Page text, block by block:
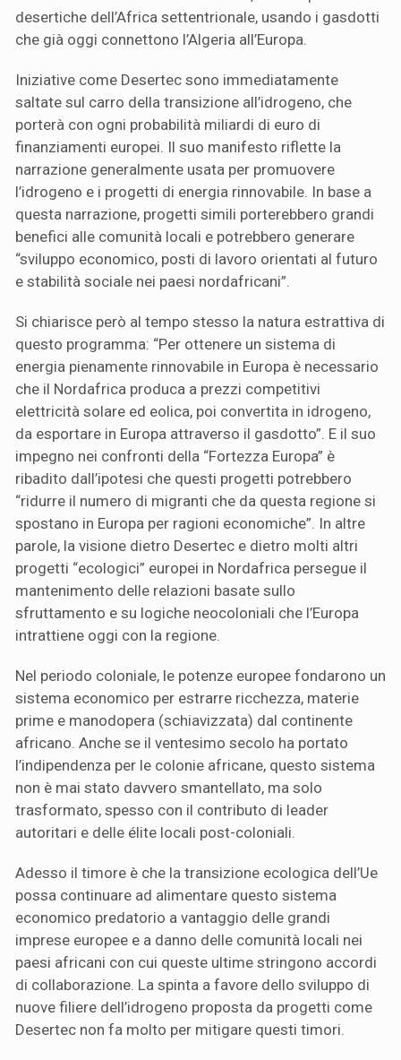
desertiche dell’Africa settentrionale, usando i gasdotti
che già oggi connettono l’Algeria all’Europa.
Iniziative come Desertec sono immediatamente
saltate sul carro della transizione all’idrogeno, che
porterà con ogni probabilità miliardi di euro di
finanziamenti europei. Il suo manifesto riflette la
narrazione generalmente usata per promuovere
l’idrogeno e i progetti di energia rinnovabile. In base a
questa narrazione, progetti simili porterebbero grandi
benefici alle comunità locali e potrebbero generare
“sviluppo economico, posti di lavoro orientati al futuro
e stabilità sociale nei paesi nordafricani”.
Si chiarisce però al tempo stesso la natura estrattiva di
questo programma: “Per ottenere un sistema di
energia pienamente rinnovabile in Europa è necessario
che il Nordafrica produca a prezzi competitivi
elettricità solare ed eolica, poi convertita in idrogeno,
da esportare in Europa attraverso il gasdotto”. E il suo
impegno nei confronti della “Fortezza Europa” è
ribadito dall’ipotesi che questi progetti potrebbero
“ridurre il numero di migranti che da questa regione si
spostano in Europa per ragioni economiche”. In altre
parole, la visione dietro Desertec e dietro molti altri
progetti “ecologici” europei in Nordafrica persegue il
mantenimento delle relazioni basate sullo
sfruttamento e su logiche neocoloniali che l’Europa
intrattiene oggi con la regione.
Nel periodo coloniale, le potenze europee fondarono un
sistema economico per estrarre ricchezza, materie
prime e manodopera (schiavizzata) dal continente
africano. Anche se il ventesimo secolo ha portato
l’indipendenza per le colonie africane, questo sistema
non è mai stato davvero smantellato, ma solo
trasformato, spesso con il contributo di leader
autoritari e delle élite locali post-coloniali.
Adesso il timore è che la transizione ecologica dell’Ue
possa continuare ad alimentare questo sistema
economico predatorio a vantaggio delle grandi
imprese europee e a danno delle comunità locali nei
paesi africani con cui queste ultime stringono accordi
di collaborazione. La spinta a favore dello sviluppo di
nuove filiere dell’idrogeno proposta da progetti come
Desertec non fa molto per mitigare questi timori.